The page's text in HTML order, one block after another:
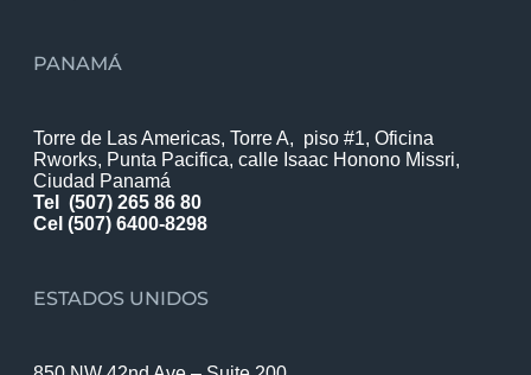
PANAMÁ
Torre de Las Americas, Torre A, piso #1, Oficina
Rworks, Punta Pacifica, calle Isaac Honono Missri,
Ciudad Panamá
Tel
(507) 265 86 80
Cel (507) 6400-8298
ESTADOS UNIDOS